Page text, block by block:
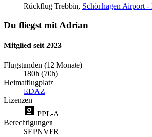
Rückflug Trebbin, Schönhagen Airport
Du fliegst mit Adrian
Mitglied seit 2023
Flugstunden (12 Monate)
180h (70h)
Heimatflugplatz
EDAZ
Lizenzen
PPL-A
Berechtigungen
SEPNVFR